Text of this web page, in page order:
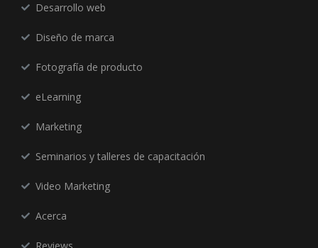
Desarrollo web
Diseño de marca
Fotografía de producto
eLearning
Marketing
Seminarios y talleres de capacitación
Video Marketing
Acerca